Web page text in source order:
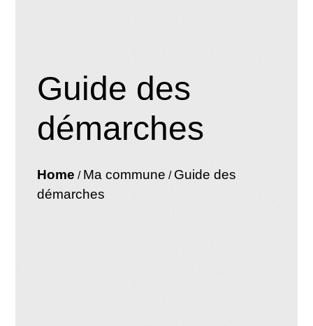
Guide des
démarches
Home / Ma commune / Guide des
démarches